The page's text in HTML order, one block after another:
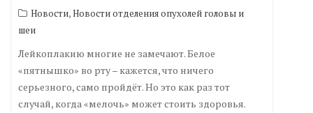
Новости,Новости отделения опухолей головы и
шеи
Лейкоплакию многие не замечают. Белое
«пятнышко» во рту – кажется, что ничего
серьезного, само пройдёт. Но это как раз тот
случай, когда «мелочь» может стоить здоровья.